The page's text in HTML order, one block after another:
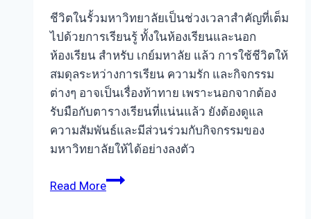
การ
ค้นหา
ชีวิตในรั้วมหาวิทยาลัยเป็นช่วงเวลาสำคัญที่เต็ม
ไปด้วยการเรียนรู้ ทั้งในห้องเรียนและนอก
ห้องเรียน สำหรับ เกย์มหาลัย แล้ว การใช้ชีวิตให้
สมดุลระหว่างการเรียน ความรัก และกิจกรรม
ต่างๆ อาจเป็นเรื่องท้าทาย เพราะนอกจากต้อง
รับมือกับตารางเรียนที่แน่นแล้ว ยังต้องดูแล
ความสัมพันธ์และมีส่วนร่วมกับกิจกรรมของ
มหาวิทยาลัยให้ได้อย่างลงตัว
Read Moreเกย์